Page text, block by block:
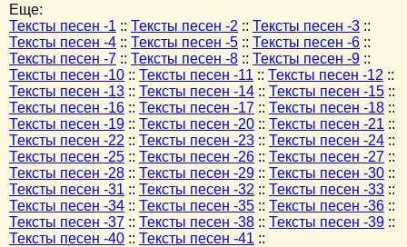
Еще:
Тексты песен -1 :: Тексты песен -2 :: Тексты песен -3 ::
Тексты песен -4 :: Тексты песен -5 :: Тексты песен -6 ::
Тексты песен -7 :: Тексты песен -8 :: Тексты песен -9 ::
Тексты песен -10 :: Тексты песен -11 :: Тексты песен -12 ::
Тексты песен -13 :: Тексты песен -14 :: Тексты песен -15 ::
Тексты песен -16 :: Тексты песен -17 :: Тексты песен -18 ::
Тексты песен -19 :: Тексты песен -20 :: Тексты песен -21 ::
Тексты песен -22 :: Тексты песен -23 :: Тексты песен -24 ::
Тексты песен -25 :: Тексты песен -26 :: Тексты песен -27 ::
Тексты песен -28 :: Тексты песен -29 :: Тексты песен -30 ::
Тексты песен -31 :: Тексты песен -32 :: Тексты песен -33 ::
Тексты песен -34 :: Тексты песен -35 :: Тексты песен -36 ::
Тексты песен -37 :: Тексты песен -38 :: Тексты песен -39 ::
Тексты песен -40 :: Тексты песен -41 ::